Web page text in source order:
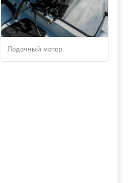
Лодочный мотор